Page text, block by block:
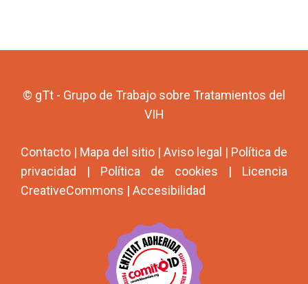
© gTt - Grupo de Trabajo sobre Tratamientos del
VIH
Contacto | Mapa del sitio | Aviso legal | Política de
privacidad | Política de cookies | Licencia
CreativeCommons | Accesibilidad